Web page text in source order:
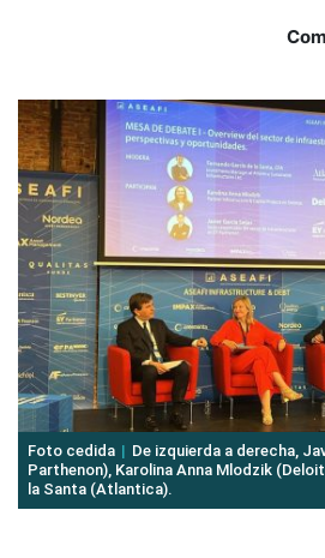
Foto cedida
De izquierda a derecha,
Parthenon), Karolina Anna Mlodzik
la Santa (Atlantica).